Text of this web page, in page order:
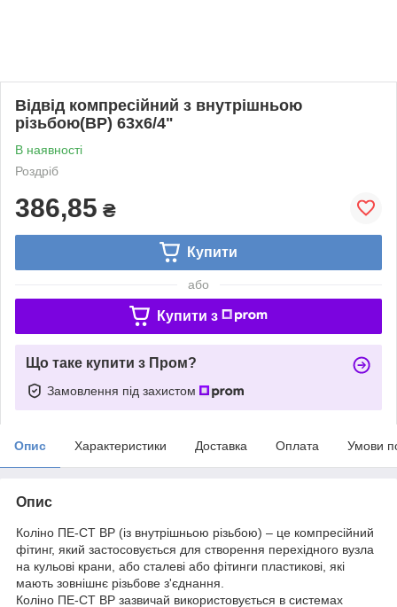
Відвід компресійний з внутрішньою
різьбою(ВР) 63х6/4"
В наявності
Роздріб
386,85 ₴
Купити
або
Купити з
Що таке купити з Пром?
Замовлення під захистом
Опис Характеристики Доставка Оплата Умови
Опис
Коліно ПЕ-СТ ВР (із внутрішньою різьбою) – це компресійний
фітинг, який застосовується для створення перехідного вузла
на кульові крани, або сталеві або фітинги пластикові, які
мають зовнішнє різьбове з'єднання.
Коліно ПЕ-СТ ВР зазвичай використовується в системах